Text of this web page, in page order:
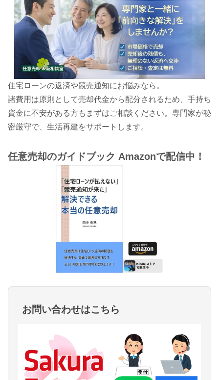
住宅ローンの返済や競売通知にお悩みなら。
諸費用は原則として売却代金から配分されるため、手持ち
資金に不安がある方もまずはご相談ください。専門家が秘
密厳守で、生活再建をサポートします。
任意売却のガイドブック Amazonで配信中！
お問い合わせはこちら